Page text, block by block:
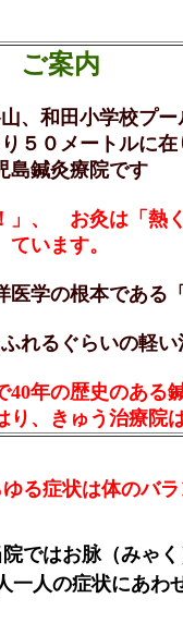
ご案内
、和田小学校プー
５０メートルに在
島鍼灸療院です
、 お灸は「熱
ています。
医学の根本である
るぐらいの軽い
40年の歴史のある
り、きゅう治療院
る症状は体のバ
ではお脉（みゃく
一人の症状にあわ